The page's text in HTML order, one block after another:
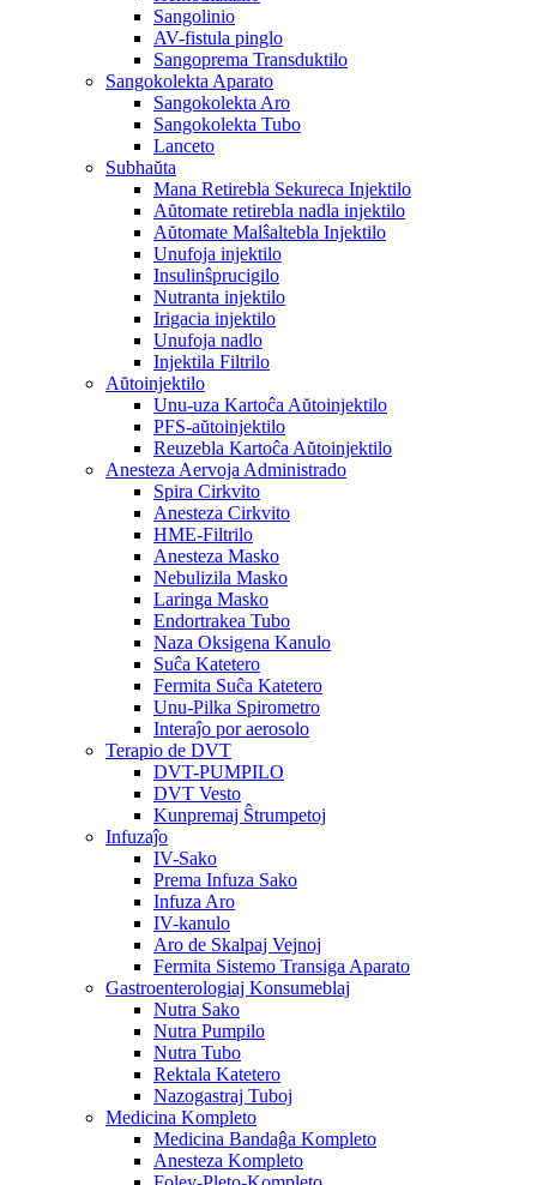
Sangolinio
AV-fistula pinglo
Sangoprema Transduktilo
Sangokolekta Aparato
Sangokolekta Aro
Sangokolekta Tubo
Lanceto
Subhaŭta
Mana Retirebla Sekureca Injektilo
Aŭtomate retirebla nadla injektilo
Aŭtomate Malŝaltebla Injektilo
Unufoja injektilo
Insulinŝprucigilo
Nutranta injektilo
Irigacia injektilo
Unufoja nadlo
Injektila Filtrilo
Aŭtoinjektilo
Unu-uza Kartoĉa Aŭtoinjektilo
PFS-aŭtoinjektilo
Reuzebla Kartoĉa Aŭtoinjektilo
Anesteza Aervoja Administrado
Spira Cirkvito
Anesteza Cirkvito
HME-Filtrilo
Anesteza Masko
Nebulizila Masko
Laringa Masko
Endortrakea Tubo
Naza Oksigena Kanulo
Suĉa Katetero
Fermita Suĉa Katetero
Unu-Pilka Spirometro
Interaĵo por aerosolo
Terapio de DVT
DVT-PUMPILO
DVT Vesto
Kunpremaj Ŝtrumpetoj
Infuzaĵo
IV-Sako
Prema Infuza Sako
Infuza Aro
IV-kanulo
Aro de Skalpaj Vejnoj
Fermita Sistemo Transiga Aparato
Gastroenterologiaj Konsumeblaj
Nutra Sako
Nutra Pumpilo
Nutra Tubo
Rektala Katetero
Nazogastraj Tuboj
Medicina Kompleto
Medicina Bandaĝa Kompleto
Anesteza Kompleto